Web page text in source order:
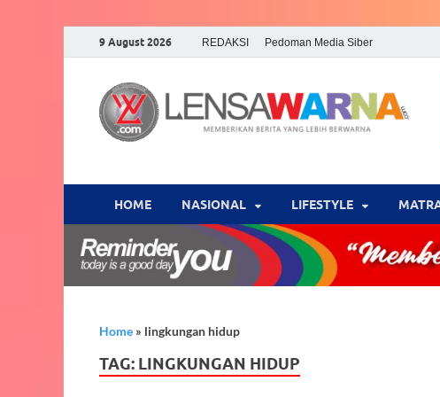
9 August 2026 REDAKSI Pedoman Media Siber
HOME NASIONAL ‎LIFESTYLE
Home » lingkungan hidup
TAG: LINGKUNGAN HIDUP